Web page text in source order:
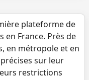
plateforme de
en France. Près de
en métropole et en
sur leur
restrictions